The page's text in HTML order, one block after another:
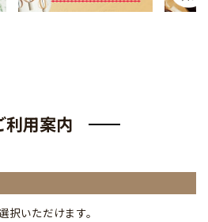
利用案内
択いただけます。